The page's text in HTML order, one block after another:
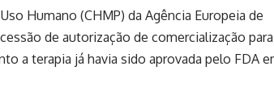
Humano (CHMP) da Agência Europeia de
de autorização de comercialização
a terapia já havia sido aprovada pelo FDA